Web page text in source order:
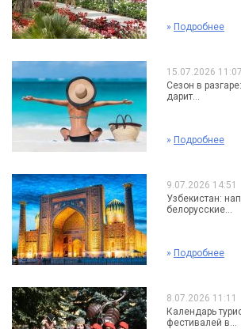
» Подробнее
15.07.2026 11:07
Сезон в
дарит...
» Подробнее
9.07.2026 14:51
Узбекистан:
белорусские...
» Подробнее
8.07.2026 11:11
Календарь
фестивалей в...